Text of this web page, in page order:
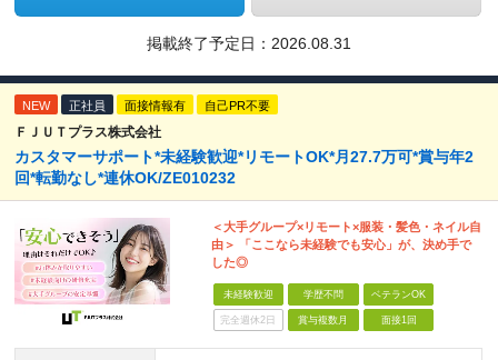
掲載終了予定日： 2026.08.31
NEW 正社員 面接情報有 自己PR不要
ＦＪＵＴプラス株式会社
カスタマーサポート*未経験歓迎*リモートOK*月27.7万可*賞与年2
回*転勤なし*連休OK/ZE010232
＜大手グループ×リモート×服装・髪色・ネイル自
由＞ 「ここなら未経験でも安心」が、決め手で
した◎
未経験歓迎 学歴不問 ベテランOK
完全週休2日 賞与複数月 面接1回